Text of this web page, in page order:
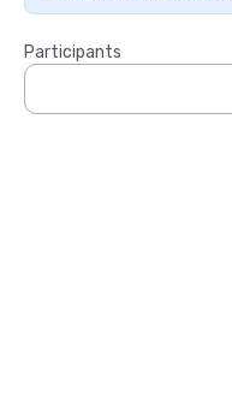
Participants